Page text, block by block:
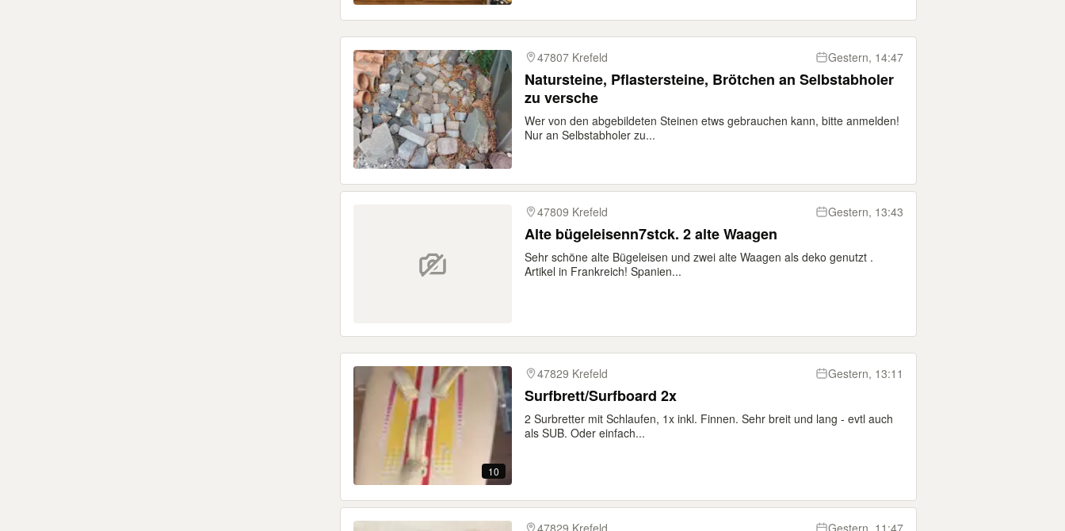
47807 Krefeld Gestern, 14:47
Natursteine, Pflastersteine, Brötchen an Selbstabholer
zu versche
Wer von den abgebildeten Steinen etws gebrauchen kann, bitte anmelden!
Nur an Selbstabholer zu...
47809 Krefeld Gestern, 13:43
Alte bügeleisenn7stck. 2 alte Waagen
Sehr schöne alte Bügeleisen und zwei alte Waagen als deko genutzt .
Artikel in Frankreich! Spanien...
10
47829 Krefeld Gestern, 13:11
Surfbrett/Surfboard 2x
2 Surbretter mit Schlaufen, 1x inkl. Finnen. Sehr breit und lang - evtl auch
als SUB. Oder einfach...
47829 Krefeld Gestern, 11:47